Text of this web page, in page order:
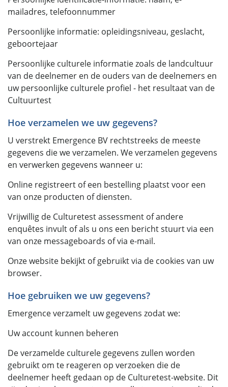
mailadres, telefoonnummer
Persoonlijke informatie: opleidingsniveau, geslacht,
geboortejaar
Persoonlijke culturele informatie zoals de landcultuur
van de deelnemer en de ouders van de deelnemers en
uw persoonlijke culturele profiel - het resultaat van de
Cultuurtest
Hoe verzamelen we uw gegevens?
U verstrekt Emergence BV rechtstreeks de meeste
gegevens die we verzamelen. We verzamelen gegevens
en verwerken gegevens wanneer u:
Online registreert of een bestelling plaatst voor een
van onze producten of diensten.
Vrijwillig de Culturetest assessment of andere
enquêtes invult of als u ons een bericht stuurt via een
van onze messageboards of via e-mail.
Onze website bekijkt of gebruikt via de cookies van uw
browser.
Hoe gebruiken we uw gegevens?
Emergence verzamelt uw gegevens zodat we:
Uw account kunnen beheren
De verzamelde culturele gegevens zullen worden
gebruikt om te reageren op verzoeken die de
deelnemer heeft gedaan op de Culturetest-website. Dit